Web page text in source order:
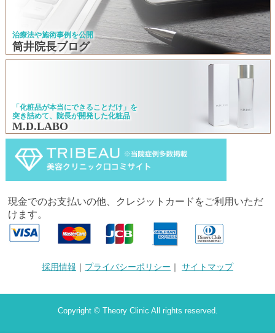
治療法や施術事例を公開
筒井院長ブログ
「化粧品が本当にできることだけ」を
突き詰めて、院長が開発した化粧品
M.D.LABO
現金でのお支払いの他、クレジットカードをご利用いただ
けます。
採用情報 ｜ プライバシーポリシー ｜ サイトマップ
Copyright © Theory Clinic All rights reserved.